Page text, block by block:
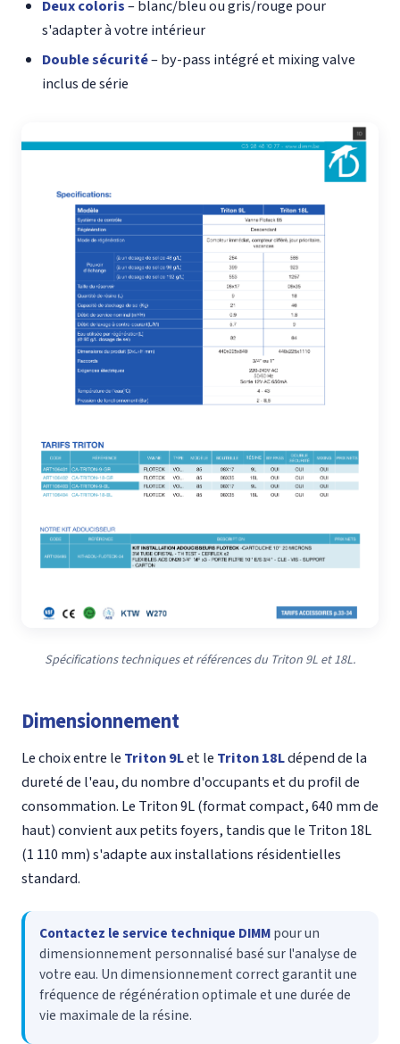
Deux coloris– blanc/bleu ou gris/rouge pour
s'adapter à votre intérieur
Double sécurité– by-pass intégré et mixing valve
inclus de série
Spécifications techniques et références du Triton 9L et 18L.
Dimensionnement
Le choix entre le Triton 9Let le Triton 18Ldépend de la
dureté de l'eau, du nombre d'occupants et du profil de
consommation. Le Triton 9L (format compact, 640 mm de
haut) convient aux petits foyers, tandis que le Triton 18L
(1 110 mm) s'adapte aux installations résidentielles
standard.
Contactez le service technique DIMMpour un
dimensionnement personnalisé basé sur l'analyse de
votre eau. Un dimensionnement correct garantit une
fréquence de régénération optimale et une durée de
vie maximale de la résine.